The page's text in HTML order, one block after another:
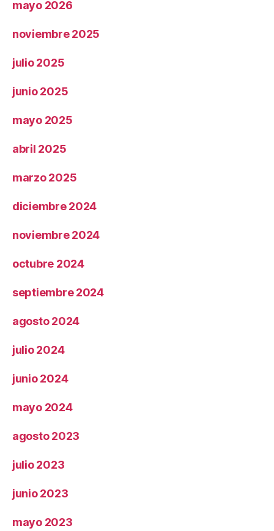
mayo 2026
noviembre 2025
julio 2025
junio 2025
mayo 2025
abril 2025
marzo 2025
diciembre 2024
noviembre 2024
octubre 2024
septiembre 2024
agosto 2024
julio 2024
junio 2024
mayo 2024
agosto 2023
julio 2023
junio 2023
mayo 2023